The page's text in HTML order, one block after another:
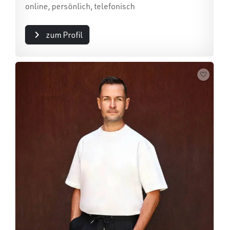
online, persönlich, telefonisch
zum Profil